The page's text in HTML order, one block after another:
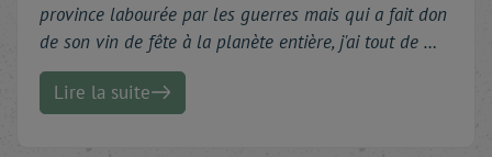
province labourée par les guerres mais qui a fait don
de son vin de fête à la planète entière, j'ai tout de …
Lire la suite